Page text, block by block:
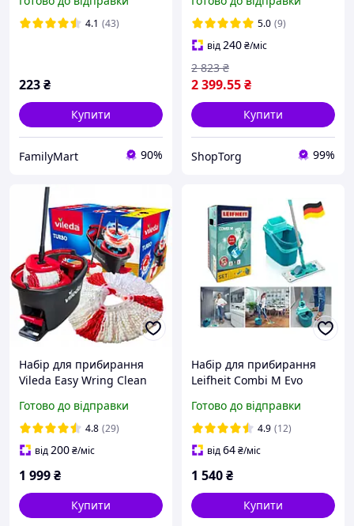
4.1 (43)
223₴
Купити
FamilyMart 90%
система віджиму (175774)
5.0 (9)
від240₴/міс
2 399.55₴
2 823 ₴
Купити
ShopTorg 99%
Набір для прибирання
Vileda Easy Wring Clean
Готово до відправки
4.8 (29)
від200₴/міс
1 999₴
Купити
Набір для прибирання
Leifheit Combi M Evo
віджимом. Німеччина.
Готово до відправки
4.9 (12)
від64₴/міс
1 540₴
Купити